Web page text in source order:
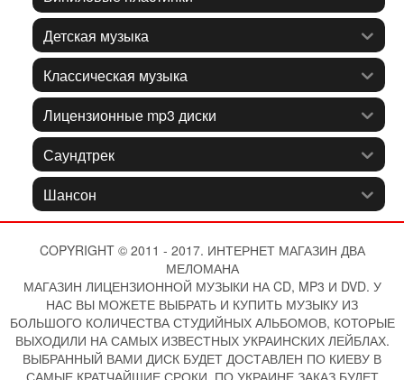
Детская музыка
Классическая музыка
Лицензионные mp3 диски
Саундтрек
Шансон
COPYRIGHT © 2011 - 2017. ИНТЕРНЕТ МАГАЗИН ДВА
МЕЛОМАНА
МАГАЗИН ЛИЦЕНЗИОННОЙ МУЗЫКИ НА CD, MP3 И DVD. У
НАС ВЫ МОЖЕТЕ ВЫБРАТЬ И КУПИТЬ МУЗЫКУ ИЗ
БОЛЬШОГО КОЛИЧЕСТВА СТУДИЙНЫХ АЛЬБОМОВ, КОТОРЫЕ
ВЫХОДИЛИ НА САМЫХ ИЗВЕСТНЫХ УКРАИНСКИХ ЛЕЙБЛАХ.
ВЫБРАННЫЙ ВАМИ ДИСК БУДЕТ ДОСТАВЛЕН ПО КИЕВУ В